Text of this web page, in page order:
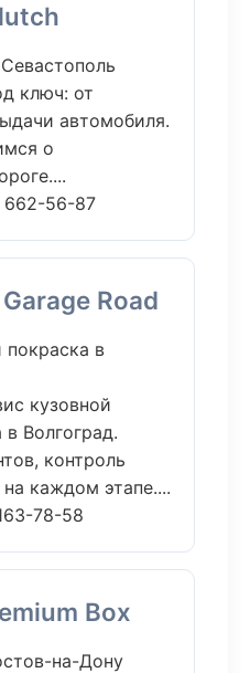
ключ: от
автомобиля.
о
662-56-87
Road
покраска в
кузовной
Волгоград.
контроль
каждом этапе....
78-58
Box
на-Дону